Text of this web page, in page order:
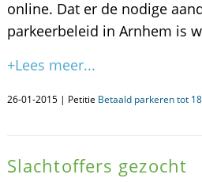
online. Dat er de nodige
parkeerbeleid in Arnhem is
+Lees meer...
26-01-2015 | Petitie Betaald parkeren tot
Slachtoffers gezocht